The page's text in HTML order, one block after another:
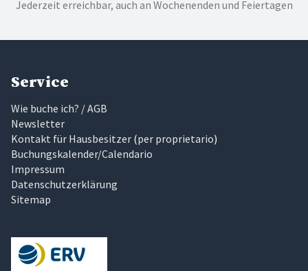
Jederzeit erreichbar, auch an Wochenenden und Feiertagen
Service
Wie buche ich? / AGB
Newsletter
Kontakt für Hausbesitzer (per proprietario)
Buchungskalender/Calendario
Impressum
Datenschutzerklärung
Sitemap